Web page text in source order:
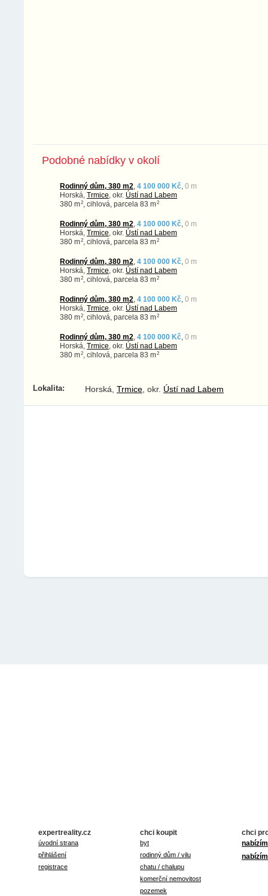
Podobné nabídky v okolí
Rodinný dům, 380 m2 4 100 000 Kč 0 m
Horská, Trmice , okr. Ústí nad Labem
380 m2 , cihlová, parcela 83 m2
Rodinný dům, 380 m2 4 100 000 Kč 0 m
Horská, Trmice , okr. Ústí nad Labem
380 m2 , cihlová, parcela 83 m2
Rodinný dům, 380 m2 4 100 000 Kč 0 m
Horská, Trmice , okr. Ústí nad Labem
380 m2 , cihlová, parcela 83 m2
Rodinný dům, 380 m2 4 100 000 Kč 0 m
Horská, Trmice , okr. Ústí nad Labem
380 m2 , cihlová, parcela 83 m2
Rodinný dům, 380 m2 4 100 000 Kč 0 m
Horská, Trmice , okr. Ústí nad Labem
380 m2 , cihlová, parcela 83 m2
Lokalita: Horská, Trmice , okr. Ústí nad Labem
expertreality.cz
úvodní strana
přihlášení
registrace
chci koupit
byt
rodinný dům / vilu
chatu / chalupu
komerční nemovitost
pozemek
chci